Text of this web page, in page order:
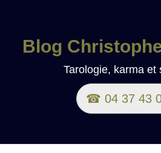
Blog
Tarologie, karma et
☎ 04 37 43